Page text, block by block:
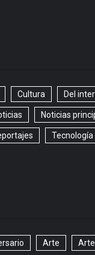
Cultura Del
Noticias
Tecnología
Arte